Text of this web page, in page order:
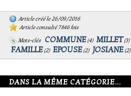
Article créé le 26/09/2016
Article consulté 7846 fois
Mots-clés
COMMUNE (4) MILLET(3)
FAMILLE (2) EPOUSE (2) JOSIANE (2)
DANS LA MÊME CATÉGORIE...